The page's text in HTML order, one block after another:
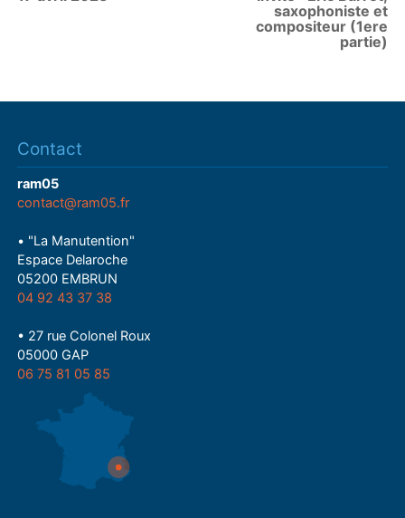
saxophoniste et
compositeur (1ere
partie)
Contact
ram05
contact@ram05.fr
• "La Manutention"
Espace Delaroche
05200 EMBRUN
04 92 43 37 38
• 27 rue Colonel Roux
05000 GAP
06 75 81 05 85